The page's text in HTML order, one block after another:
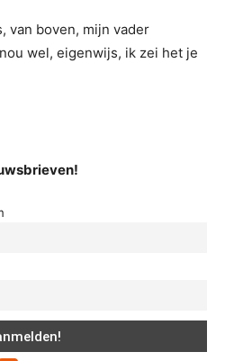
van boven, mijn vader
wel, eigenwijs, ik zei het je